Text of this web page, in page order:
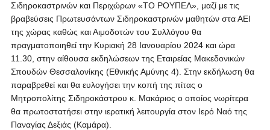
Σιδηροκαστρινών και Περιχώρων «ΤΟ ΡΟΥΠΕΛ», μαζί με τις
βραβεύσεις Πρωτευσάντων Σιδηροκαστρινών μαθητών στα ΑΕΙ
της χώρας καθώς και Αιμοδοτών του Συλλόγου θα
πραγματοποιηθεί την Κυριακή 28 Ιανουαρίου 2024 και ώρα
11.30, στην αίθουσα εκδηλώσεων της Εταιρείας Μακεδονικών
Σπουδών Θεσσαλονίκης (Εθνικής Αμύνης 4). Στην εκδήλωση θα
παραβρεθεί και θα ευλογήσει την κοπή της πίτας ο
Μητροπολίτης Σιδηροκάστρου κ. Μακάριος ο οποίος νωρίτερα
θα πρωτοστατήσει στην ιερατική λειτουργία στον Ιερό Ναό της
Παναγίας Δεξιάς (Καμάρα).